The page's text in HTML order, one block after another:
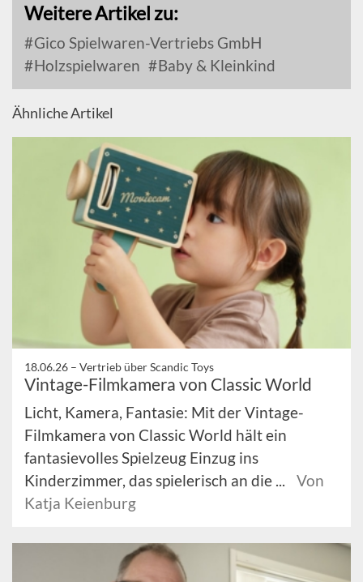
Weitere Artikel zu:
Gico Spielwaren-Vertriebs GmbH
Holzspielwaren
Baby & Kleinkind
Ähnliche Artikel
18.06.26 – Vertrieb über Scandic Toys
Vintage-Filmkamera von Classic World
Licht, Kamera, Fantasie: Mit der Vintage-
Filmkamera von Classic World hält ein
fantasievolles Spielzeug Einzug ins
Kinderzimmer, das spielerisch an die ...
Von
Katja Keienburg